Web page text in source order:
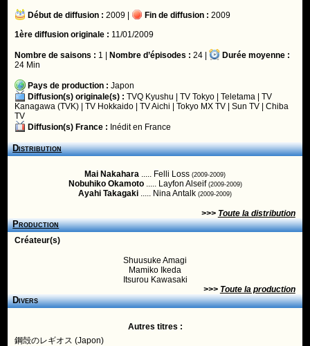
Début de diffusion : 2009 | Fin de diffusion : 2009
1ère diffusion originale : 11/01/2009
Nombre de saisons : 1 | Nombre d’épisodes : 24 |
Durée moyenne :
24 Min
Pays de production : Japon
Diffusion(s) originale(s) : TVQ Kyushu |TV Tokyo |Teletama |TV
Kanagawa (TVK) |TV Hokkaido |TV Aichi |Tokyo MX TV |Sun TV |Chiba
TV
Diffusion(s) France : Inédit en France
Distribution
Mai Nakahara ..... Felli Loss (2009-2009)
Nobuhiko Okamoto..... Layfon Alseif (2009-2009)
Ayahi Takagaki ..... Nina Antalk (2009-2009)
>>> Toute la distribution
Production
Créateur(s)
Shuusuke Amagi
Mamiko Ikeda
Itsurou Kawasaki
>>> Toute la production
Divers
Autres titres :
鋼殻のレギオス (Japon)